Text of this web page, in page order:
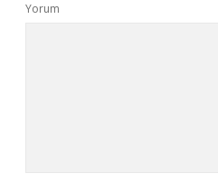
Yorum